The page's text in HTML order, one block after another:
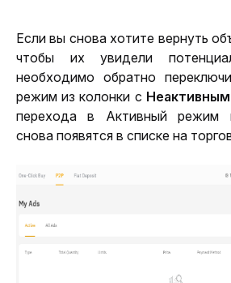
Если вы снова хотите вернуть
чтобы их увидели
необходимо обратно
режим из колонки с
перехода в Активный режим
снова появятся в списке на